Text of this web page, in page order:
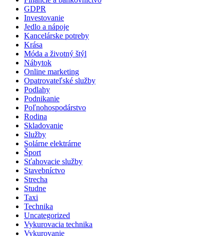
GDPR
Investovanie
Jedlo a nápoje
Kancelárske potreby
Krása
Móda a životný štýl
Nábytok
Online marketing
Opatrovateľské služby
Podlahy
Podnikanie
Poľnohospodárstvo
Rodina
Skladovanie
Služby
Solárne elektrárne
Šport
Sťahovacie služby
Stavebníctvo
Strecha
Studne
Taxi
Technika
Uncategorized
Vykurovacia technika
Vykurovanie